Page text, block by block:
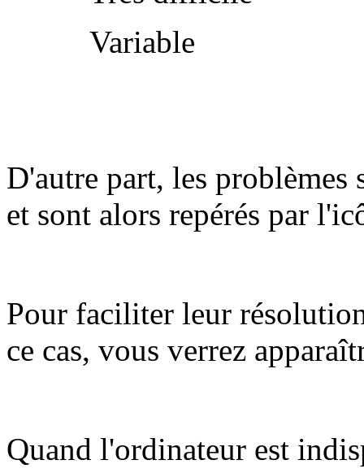
Variable
D'autre part, les problèmes
et sont alors repérés par
Pour faciliter leur
ce cas, vous verrez
Quand l'ordinateur est